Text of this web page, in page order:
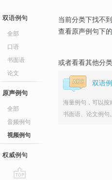
双语例句
全部
口语
书面语
论文
原声例句
全部
音频例句
视频例句
权威例句
当前分类下找不
查看原声例句下的
或者看看其他分类
双语
海量例句，可以按
书面语、论文例句。